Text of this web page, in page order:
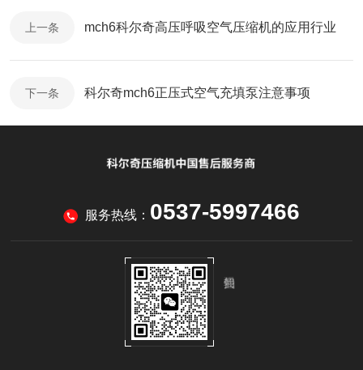
上一条 mch6科尔奇高压呼吸空气压缩机的应用行业
下一条 科尔奇mch6正压式空气充填泵注意事项
服务热线： 0537-5997466